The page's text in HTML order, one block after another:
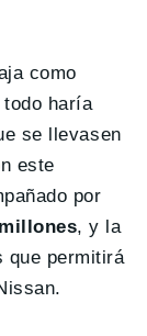
como
haría
se llevasen
este
por
, y la
que permitirá